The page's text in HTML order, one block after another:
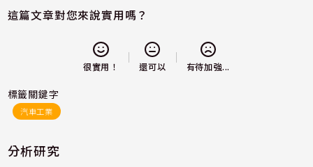
這篇文章對您來說實用嗎？
很實用！ 還可以 有待加強...
標籤關鍵字
汽車工業
分析研究